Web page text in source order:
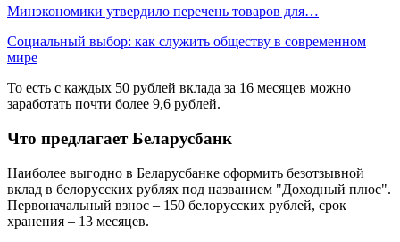
Минэкономики утвердило перечень товаров для…
Социальный выбор: как служить обществу в современном
мире
То есть с каждых 50 рублей вклада за 16 месяцев можно
заработать почти более 9,6 рублей.
Что предлагает Беларусбанк
Наиболее выгодно в Беларусбанке оформить безотзывной
вклад в белорусских рублях под названием "Доходный плюс".
Первоначальный взнос – 150 белорусских рублей, срок
хранения – 13 месяцев.